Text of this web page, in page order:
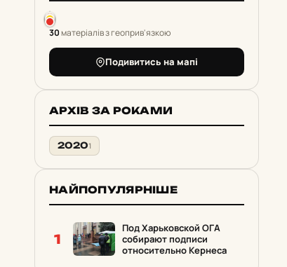
30матеріалів з геоприв'язкою
Подивитись на мапі
АРХІВ ЗА РОКАМИ
20201
НАЙПОПУЛЯРНІШЕ
1
Под Харьковской ОГА
собирают подписи
относительно Кернеса